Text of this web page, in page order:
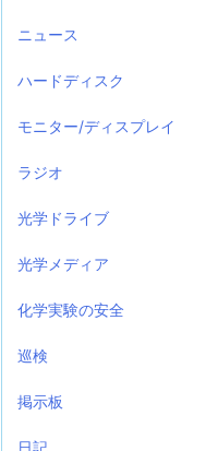
ニュース
ハードディスク
モニター/ディスプレイ
ラジオ
光学ドライブ
光学メディア
化学実験の安全
巡検
掲示板